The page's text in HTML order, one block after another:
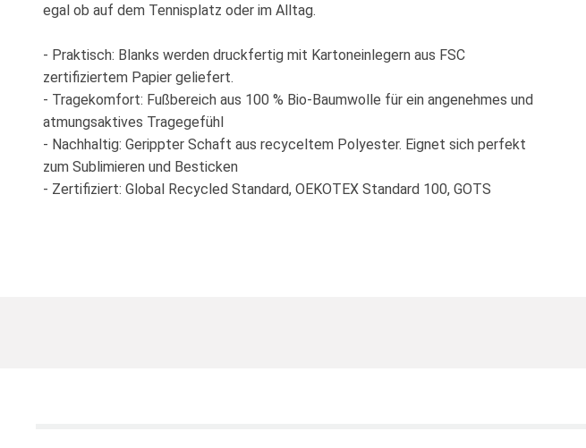
egal ob auf dem Tennisplatz oder im Alltag.
- Praktisch: Blanks werden druckfertig mit Kartoneinlegern aus FSC
zertifiziertem Papier geliefert.
- Tragekomfort: Fußbereich aus 100 % Bio-Baumwolle für ein angenehmes und
atmungsaktives Tragegefühl
- Nachhaltig: Gerippter Schaft aus recyceltem Polyester. Eignet sich perfekt
zum Sublimieren und Besticken
- Zertifiziert: Global Recycled Standard, OEKOTEX Standard 100, GOTS